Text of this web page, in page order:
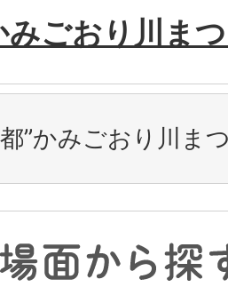
みごおり川ま
”かみごおり川ま